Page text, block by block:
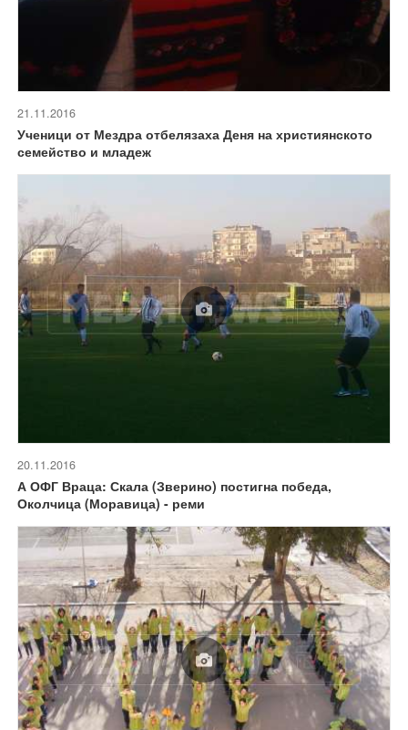
21.11.2016
Ученици от Мездра отбелязаха Деня на християнското
семейство и младеж
20.11.2016
А ОФГ Враца: Скала (Зверино) постигна победа,
Околчица (Моравица) - реми